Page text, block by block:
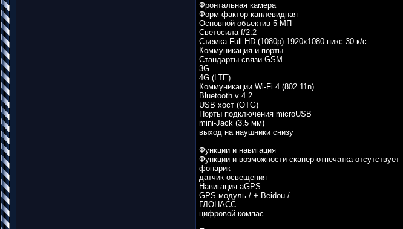
Фронтальная камера
Форм-фактор каплевидная
Основной объектив 5 МП
Светосила f/2.2
Съемка Full HD (1080p) 1920х1080 пикс 30 к/с
Коммуникация и порты
Стандарты связи GSM
3G
4G (LTE)
Коммуникации Wi-Fi 4 (802.11n)
Bluetooth v 4.2
USB хост (OTG)
Порты подключения microUSB
mini-Jack (3.5 мм)
выход на наушники снизу
Функции и навигация
Функции и возможности сканер отпечатка отсутствует
фонарик
датчик освещения
Навигация aGPS
GPS-модуль / + Beidou /
ГЛОНАСС
цифровой компас